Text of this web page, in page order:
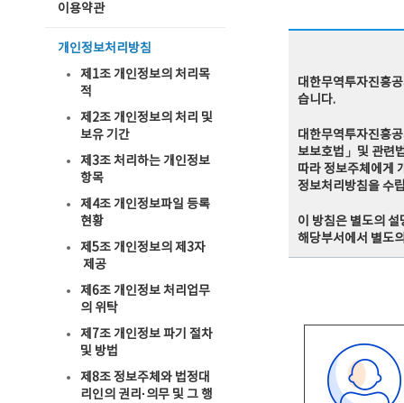
이용약관
개인정보처리방침
제1조 개인정보의 처리목
적
제2조 개인정보의 처리 및
보유 기간
제3조 처리하는 개인정보
항목
제4조 개인정보파일 등록
현황
제5조 개인정보의 제3자
제공
제6조 개인정보 처리업무
의 위탁
제7조 개인정보 파기 절차
및 방법
제8조 정보주체와 법정대
리인의 권리·의무 및 그 행
대한무역투자진흥
습니다.
대한무역투자진흥
보보호법」및 관련
따라 정보주체에게
정보처리방침을 수
이 방침은 별도의
해당부서에서 별도